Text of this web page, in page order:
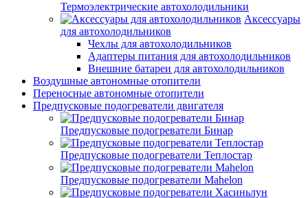
Термоэлектрические автохолодильники
Аксессуары
для автохолодильников
Чехлы для автохолодильников
Адаптеры питания для автохолодильников
Внешние батареи для автохолодильников
Воздушные автономные отопители
Переносные автономные отопители
Предпусковые подогреватели двигателя
Предпусковые подогреватели Бинар
Предпусковые подогреватели Теплостар
Предпусковые подогреватели Mahelon